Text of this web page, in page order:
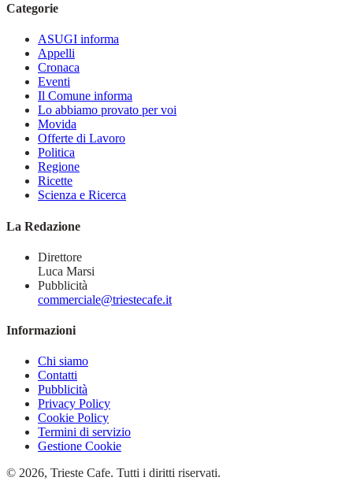
Categorie
ASUGI informa
Appelli
Cronaca
Eventi
Il Comune informa
Lo abbiamo provato per voi
Movida
Offerte di Lavoro
Politica
Regione
Ricette
Scienza e Ricerca
La Redazione
Direttore
Luca Marsi
Pubblicità
commerciale@triestecafe.it
Informazioni
Chi siamo
Contatti
Pubblicità
Privacy Policy
Cookie Policy
Termini di servizio
Gestione Cookie
© 2026, Trieste Cafe. Tutti i diritti riservati.